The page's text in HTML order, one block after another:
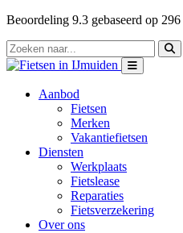
Beoordeling 9.3 gebaseerd op 296
Aanbod
Fietsen
Merken
Vakantiefietsen
Diensten
Werkplaats
Fietslease
Reparaties
Fietsverzekering
Over ons